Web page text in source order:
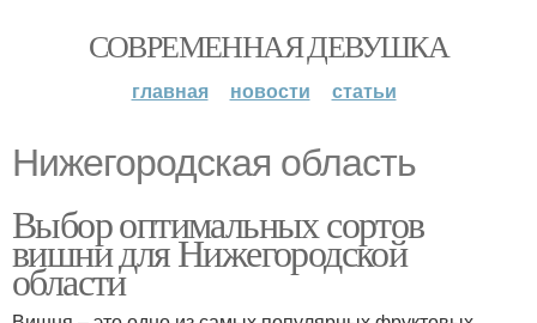
СОВРЕМЕННАЯ ДЕВУШКА
главная новости статьи
Нижегородская область
Выбор оптимальных сортов
вишни для Нижегородской
области